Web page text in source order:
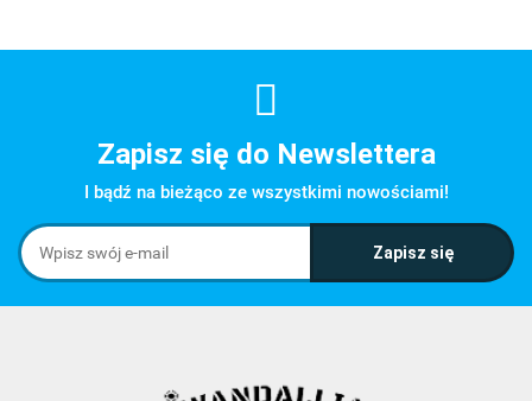
Zapisz się do Newslettera
I bądź na bieżąco ze wszystkimi nowościami!